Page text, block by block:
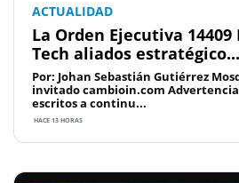
ACTUALIDAD
La Orden Ejecutiva 14409
Tech aliados estratégico...
Por: Johan Sebastián Gutiérrez
invitado cambioin.com
escritos a continu...
HACE 13 HORAS